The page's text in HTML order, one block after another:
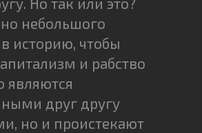
небольшого
в историю, чтобы
и рабство
являются
друг другу
но и проистекают